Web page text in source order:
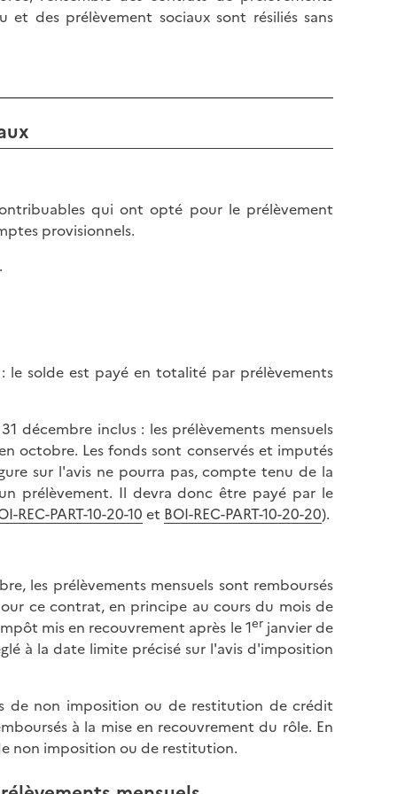
des prélèvement sociaux sont résiliés sans
qui ont opté pour le prélèvement
provisionnels.
solde est payé en totalité par prélèvements
décembre inclus : les prélèvements mensuels
octobre. Les fonds sont conservés et imputés
sur l'avis ne pourra pas, compte tenu de la
prélèvement. Il devra donc être payé par le
REC-PART-10-20-10 et BOI-REC-PART-10-20-20).
les prélèvements mensuels sont remboursés
ce contrat, en principe au cours du mois de
mis en recouvrement après le 1er janvier de
à la date limite précisé sur l'avis d'imposition
de non imposition ou de restitution de crédit
à la mise en recouvrement du rôle. En
non imposition ou de restitution.